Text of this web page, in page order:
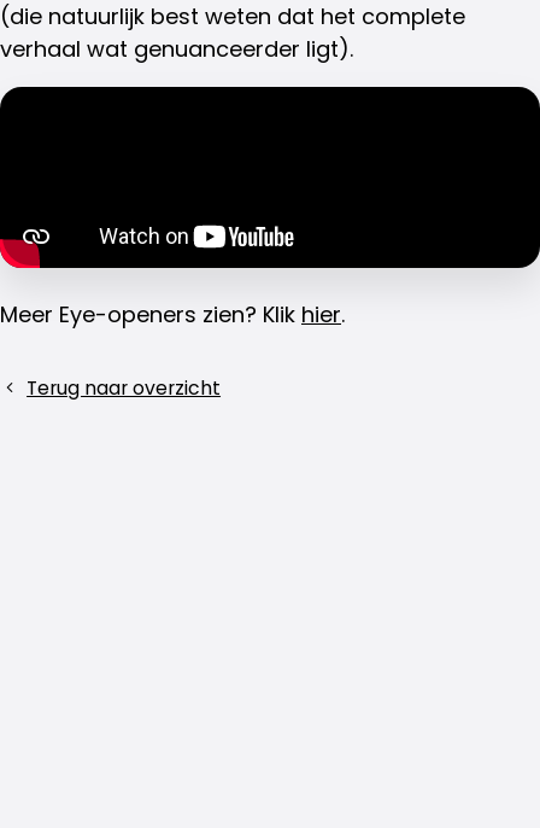
(die natuurlijk best weten dat het complete
verhaal wat genuanceerder ligt).
Meer Eye-openers zien? Klik hier.
DeelTerug naar overzicht